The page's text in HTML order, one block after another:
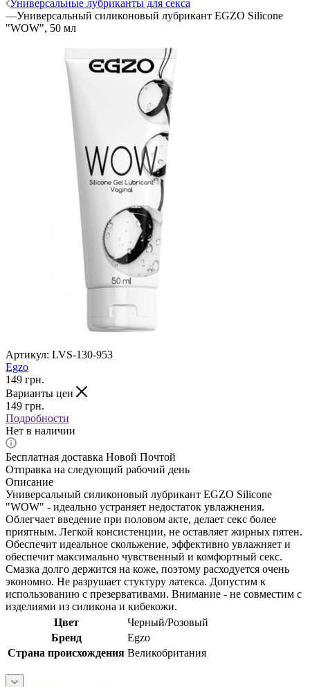
Универсальные лубриканты для секса
—Универсальный силиконовый лубрикант EGZO Silicone
"WOW", 50 мл
Артикул: LVS-130-953
Egzo
149 грн.
Варианты цен
149 грн.
Подробности
Нет в наличии
Бесплатная доставка Новой Почтой
Отправка на следующий рабочий день
Описание
Универсальный силиконовый лубрикант EGZO Silicone
"WOW" - идеально устраняет недостаток увлажнения.
Облегчает введение при половом акте, делает секс более
приятным. Легкой консистенции, не оставляет жирных пятен.
Обеспечит идеальное скольжение, эффективно увлажняет и
обеспечит максимально чувственный и комфортный секс.
Смазка долго держится на коже, поэтому расходуется очень
экономно. Не разрушает стуктуру латекса. Допустим к
использованию с презервативами. Внимание - не совместим с
изделиями из силикона и кибекожи.
Цвет
Черный/Розовый
Бренд
Egzo
Страна происхождения Великобритания